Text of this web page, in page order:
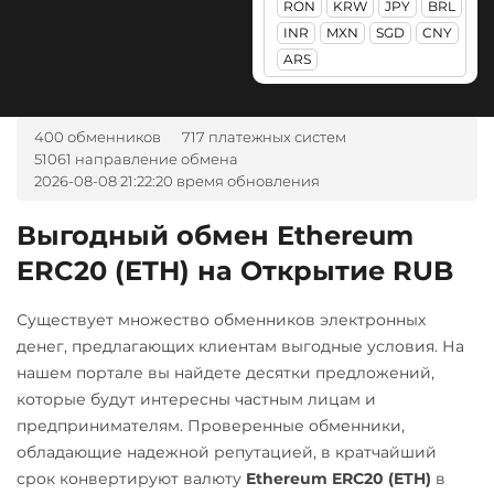
Ripple (XRP)
Shib
Solana (SOL)
StableUSD (USDS)
Starknet (STRK)
Stellar (XLM)
Sui
Terra (LUNA)
Terra Classic (LUNC)
ПУМБ UAH
Райффайзен
РНКБ RUB
Росбанк RUB
Россельхоз банк RUB
Русский Стандарт RUB
Сбербанк
RUB
СБП RUB
Monero (XMR)
NEAR Protocol
Notcoin (NOT)
ONDO
Optimism (OP)
PancakeSwap (CAKE)
Pax Dollar (USDP)
ERC20
Pepe
Pol (ex-MATIC)
Авангард RUB
Ак Барс Банк RUB
RUB
UAH
Беларусбанк BYN
ВТБ Банк RUB
Газпромбанк RUB
ЕРИП Расчет BYN
Карта Unionpay CNY
Карта UZCARD UZS
Карта МИР RUB
RON
KRW JPY
BRL
INR
MXN SGD
CNY
ARS
400 обменников
717 платежных систем
51061 направление обмена
2026-08-08 21:22:20 время обновления
Выгодный обмен Ethereum
ERC20 (ETH) на Открытие RUB
Существует множество обменников электронных
денег, предлагающих клиентам выгодные условия. На
нашем портале вы найдете десятки предложений,
которые будут интересны частным лицам и
предпринимателям. Проверенные обменники,
обладающие надежной репутацией, в кратчайший
срок конвертируют валюту Ethereum ERC20 (ETH) в